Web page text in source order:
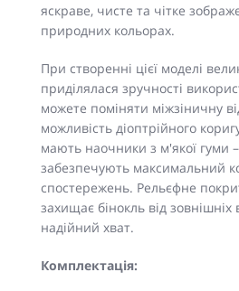
яскраве, чисте та чітке
природних кольорах.
При створенні цієї моделі
приділялася зручності
можете поміняти міжзіничну
можливість діоптрійного
мають наочники з м'якої гуми
забезпечують максимальний
спостережень. Рельєфне
захищає бінокль від зовнішніх
надійний хват.
Комплектація: